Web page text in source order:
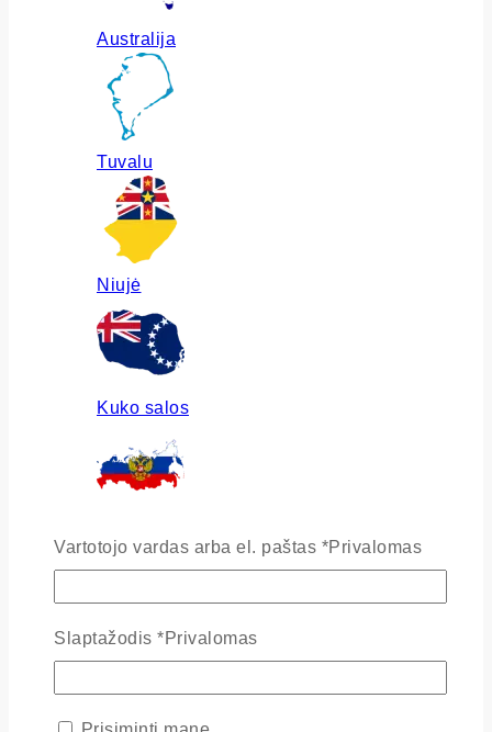
Australija
Tuvalu
Niujė
Kuko salos
Vartotojo vardas arba el. paštas *Privalomas
Slaptažodis *Privalomas